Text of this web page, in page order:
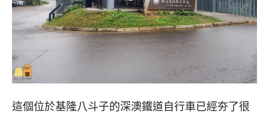
這個位於基隆八斗子的深澳鐵道自行車已經夯了很